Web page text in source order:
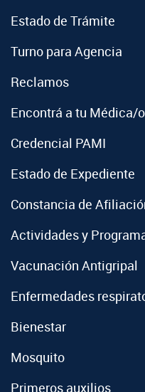
Estado de Trámite
Turno para Agencia
Reclamos
Encontrá a tu Médica/
Credencial PAMI
Estado de Expediente
Constancia de
Actividades y
Vacunación Antigripal
Enfermedades
Bienestar
Mosquito
Primeros auxilios